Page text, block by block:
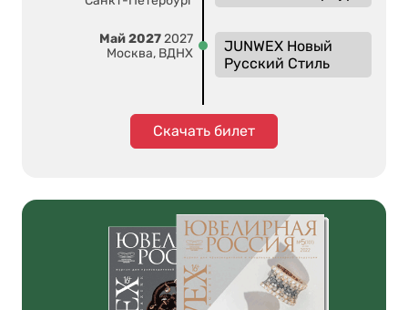
Май 20272027
Москва, ВДНХ
JUNWEX Новый
Русский Стиль
Скачать билет